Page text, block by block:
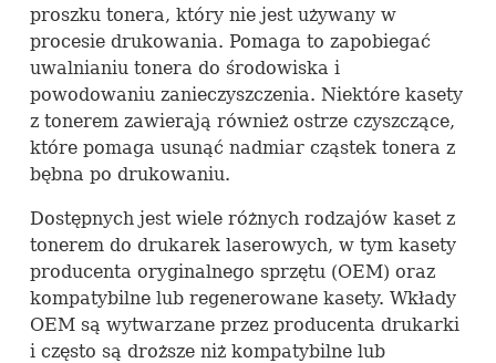
proszku tonera, który nie jest używany w
procesie drukowania. Pomaga to zapobiegać
uwalnianiu tonera do środowiska i
powodowaniu zanieczyszczenia. Niektóre kasety
z tonerem zawierają również ostrze czyszczące,
które pomaga usunąć nadmiar cząstek tonera z
bębna po drukowaniu.
Dostępnych jest wiele różnych rodzajów kaset z
tonerem do drukarek laserowych, w tym kasety
producenta oryginalnego sprzętu (OEM) oraz
kompatybilne lub regenerowane kasety. Wkłady
OEMsą wytwarzane przez producenta drukarki
i często są droższe niż kompatybilne lub